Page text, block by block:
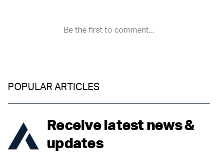
POPULAR ARTICLES
Receive latest news &
updates